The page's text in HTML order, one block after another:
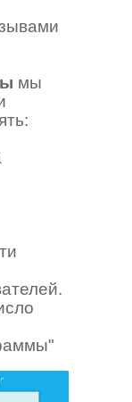
мы